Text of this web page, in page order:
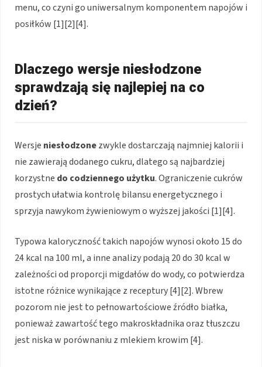
menu, co czyni go uniwersalnym komponentem napojów i
posiłków [1][2][4].
Dlaczego wersje niesłodzone
sprawdzają się najlepiej na co
dzień?
Wersje niesłodzonezwykle dostarczają najmniej kalorii i
nie zawierają dodanego cukru, dlatego są najbardziej
korzystne do codziennego użytku. Ograniczenie cukrów
prostych ułatwia kontrolę bilansu energetycznego i
sprzyja nawykom żywieniowym o wyższej jakości [1][4].
Typowa kaloryczność takich napojów wynosi około 15 do
24 kcal na 100 ml, a inne analizy podają 20 do 30 kcal w
zależności od proporcji migdałów do wody, co potwierdza
istotne różnice wynikające z receptury [4][2]. Wbrew
pozorom nie jest to pełnowartościowe źródło białka,
ponieważ zawartość tego makroskładnika oraz tłuszczu
jest niska w porównaniu z mlekiem krowim [4].